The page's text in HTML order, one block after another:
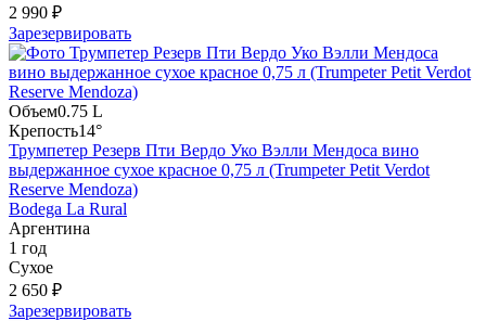
2 990 ₽
Зарезервировать
Объем0.75 L
Крепость14°
Трумпетер Резерв Пти Вердо Уко Вэлли Мендоса вино
выдержанное сухое красное 0,75 л (Trumpeter Petit Verdot
Reserve Mendoza)
Bodega La Rural
Аргентина
1 год
Сухое
2 650 ₽
Зарезервировать